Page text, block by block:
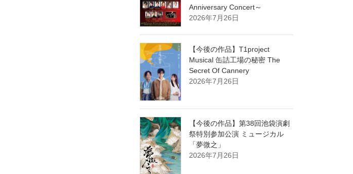
Anniversary Concert～
2026年7月26日
【今後の作品】T1project
Musical 缶詰工場の秘密 The
Secret Of Cannery
2026年7月26日
【今後の作品】第38回池袋演劇
祭特別参加公演 ミュージカル
「夢微之」
2026年7月26日